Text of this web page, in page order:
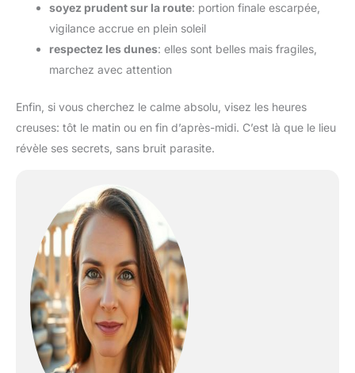
soyez prudent sur la route: portion finale escarpée,
vigilance accrue en plein soleil
respectez les dunes: elles sont belles mais fragiles,
marchez avec attention
Enfin, si vous cherchez le calme absolu, visez les heures
creuses: tôt le matin ou en fin d’après-midi. C’est là que le lieu
révèle ses secrets, sans bruit parasite.